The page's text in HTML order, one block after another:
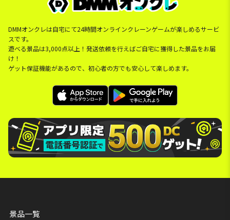
DMMオンクレは自宅にて24時間オンラインクレーンゲームが楽しめるサービ
スです。
遊べる景品は3,000点以上！発送依頼を行えばご自宅に獲得した景品をお届
け！
ゲット保証機能があるので、初心者の方でも安心して楽しめます。
景品一覧